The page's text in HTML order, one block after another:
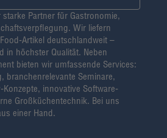
starke Partner für Gastronomie,
Wir liefern
Artikel deutschlandweit –
in höchster Qualität. Neben
bieten wir umfassende Services:
branchenrelevante Seminare,
innovative Software-
Großküchentechnik. Bei uns
einer Hand.